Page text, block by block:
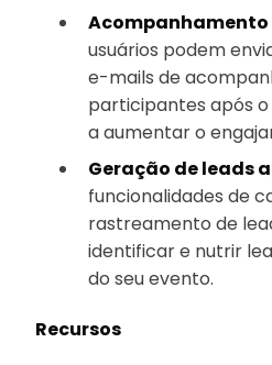
usuários podem
e-mails de
participantes após o
a aumentar o
Geração de leads
funcionalidades de
rastreamento de
identificar e nutrir
do seu evento.
Recursos